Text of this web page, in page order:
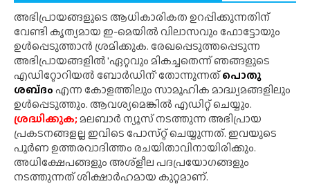
അഭിപ്രായങ്ങളുടെ ആധികാരികത ഉറപ്പിക്കുന്നതിന്
വേണ്ടി കൃത്യമായ ഇ-മെയിൽ വിലാസവും ഫോട്ടോയും
ഉൾപ്പെടുത്താൻ ശ്രമിക്കുക. രേഖപ്പെടുത്തപ്പെടുന്ന
അഭിപ്രായങ്ങളിൽ 'ഏറ്റവും മികച്ചതെന്ന് ഞങ്ങളുടെ
എഡിറ്റോറിയൽ ബോർഡിന്' തോന്നുന്നത്പൊതു
ശബ്‌ദംഎന്ന കോളത്തിലും സാമൂഹിക മാദ്ധ്യമങ്ങളിലും
ഉൾപ്പെടുത്തും. ആവശ്യമെങ്കിൽ എഡിറ്റ് ചെയ്യും.
ശ്രദ്ധിക്കുക;മലബാർ ന്യൂസ് നടത്തുന്ന അഭിപ്രായ
പ്രകടനങ്ങളല്ല ഇവിടെ പോസ്‌റ്റ് ചെയ്യുന്നത്. ഇവയുടെ
പൂർണ ഉത്തരവാദിത്തം രചയിതാവിനായിരിക്കും.
അധിക്ഷേപങ്ങളും അശ്‌ളീല പദപ്രയോഗങ്ങളും
നടത്തുന്നത് ശിക്ഷാർഹമായ കുറ്റമാണ്.